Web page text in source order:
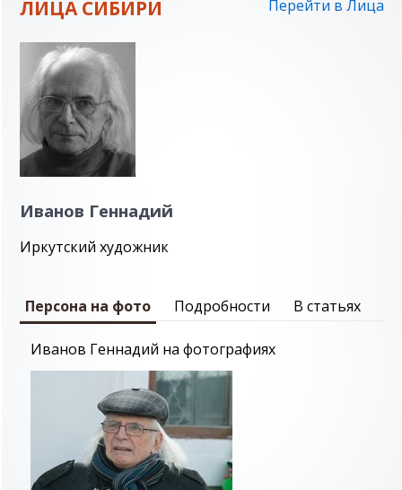
ЛИЦА СИБИРИ Перейти в Лица
Иванов Геннадий
Иркутский художник
Персона на фото Подробности В статьях
Иванов Геннадий на фотографиях